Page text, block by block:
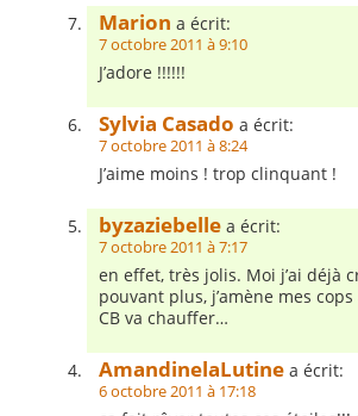
Marion a écrit:
7 octobre 2011 à 9:10
J’adore !!!!!!
Sylvia Casado a écrit:
7 octobre 2011 à 8:24
J’aime moins ! trop clinquant !
byzaziebelle a écrit:
7 octobre 2011 à 7:17
en effet, très jolis. Moi j’ai déjà
pouvant plus, j’amène mes
CB va chauffer…
AmandinelaLutine a écrit:
6 octobre 2011 à 17:18